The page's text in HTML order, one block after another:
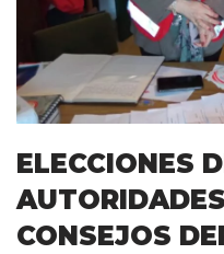
ELECCIONES
CONSEJOS